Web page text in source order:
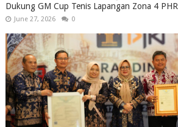
Dukung GM Cup Tenis Lapangan Zona 4 PHR
June 27, 2026 0